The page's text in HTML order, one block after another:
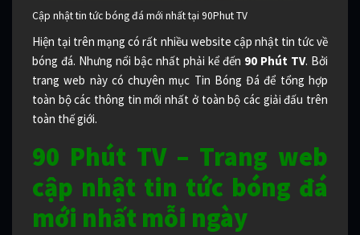
Cập nhật tin tức bóng đá mới nhất tại 90Phut TV
Hiện tại trên mạng có rất nhiều website cập nhật tin tức về
bóng đá. Nhưng nổi bậc nhất phải kể đến 90 Phút TV. Bởi
trang web này có chuyên mục Tin Bóng Đá để tổng hợp
toàn bộ các thông tin mới nhất ở toàn bộ các giải đấu trên
toàn thế giới.
90 Phút TV – Trang web
cập nhật tin tức bóng đá
mới nhất mỗi ngày